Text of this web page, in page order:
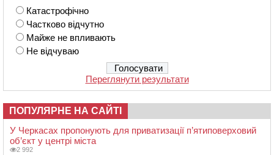
Катастрофічно
Частково відчутно
Майже не впливають
Не відчуваю
Переглянути результати
ПОПУЛЯРНЕ НА САЙТІ
У Черкасах пропонують для приватизації п’ятиповерховий
об’єкт у центрі міста
2 992